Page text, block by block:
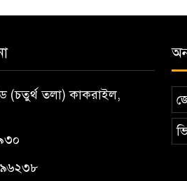
(চতুর্থ তলা) কাকরাইল,